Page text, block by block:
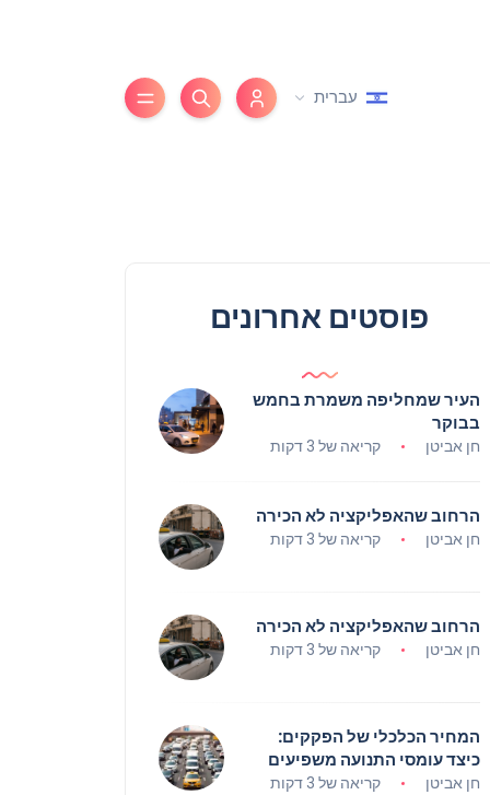
עברית
פוסטים אחרונים
העיר שמחליפה משמרת בחמש
בבוקר
חן אביטן קריאה של 3 דקות
הרחוב שהאפליקציה לא הכירה
חן אביטן קריאה של 3 דקות
הרחוב שהאפליקציה לא הכירה
חן אביטן קריאה של 3 דקות
המחיר הכלכלי של הפקקים:
כיצד עומסי התנועה משפיעים
על עסקים?
חן אביטן קריאה של 3 דקות